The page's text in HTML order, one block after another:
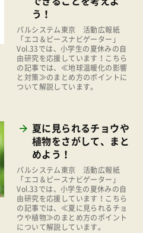
う！
パルシステム東京 活動広報紙
「エコ＆ピースナビゲーター」
Vol.33では、小学生の夏休みの自
由研究を応援しています！こちら
の記事では、≪地球温暖化の影響
と対策≫のまとめ方のポイントに
ついて解説しています。
夏に見られるチョウや
植物をさがして、まと
めよう！
パルシステム東京 活動広報紙
「エコ＆ピースナビゲーター」
Vol.33では、小学生の夏休みの自
由研究を応援しています！こちら
の記事では、≪夏に見られるチョ
ウや植物≫のまとめ方のポイント
について解説しています。